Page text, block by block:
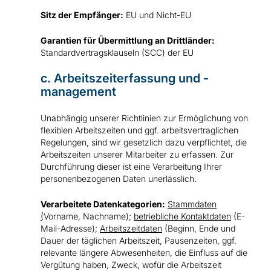
Sitz der Empfänger: EU und Nicht-EU
Garantien für Übermittlung an Drittländer:
Standardvertragsklauseln (SCC) der EU
c. Arbeitszeiterfassung und -
management
Unabhängig unserer Richtlinien zur Ermöglichung von
flexiblen Arbeitszeiten und ggf. arbeitsvertraglichen
Regelungen, sind wir gesetzlich dazu verpflichtet, die
Arbeitszeiten unserer Mitarbeiter zu erfassen. Zur
Durchführung dieser ist eine Verarbeitung Ihrer
personenbezogenen Daten unerlässlich.
Verarbeitete Datenkategorien: Stammdaten
(Vorname, Nachname); betriebliche Kontaktdaten (E-
Mail-Adresse); Arbeitszeitdaten (Beginn, Ende und
Dauer der täglichen Arbeitszeit, Pausenzeiten, ggf.
relevante längere Abwesenheiten, die Einfluss auf die
Vergütung haben, Zweck, wofür die Arbeitszeit